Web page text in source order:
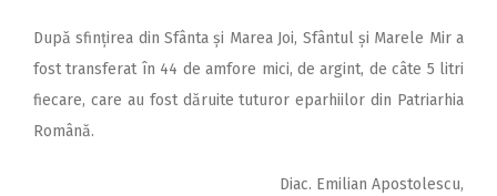
După sfințirea din Sfânta și Marea Joi, Sfântul și Marele Mir a
fost transferat în 44 de amfore mici, de argint, de câte 5 litri
fiecare, care au fost dăruite tuturor eparhiilor din Patriarhia
Ro­mână.
Diac. Emilian Apostolescu,